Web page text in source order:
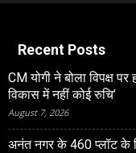
Recent Posts
CM योगी ने बोला विपक्ष
विकास में नहीं कोई रुचि’
August 7, 2026
अनंत नगर के 460 प्‍लॉट के